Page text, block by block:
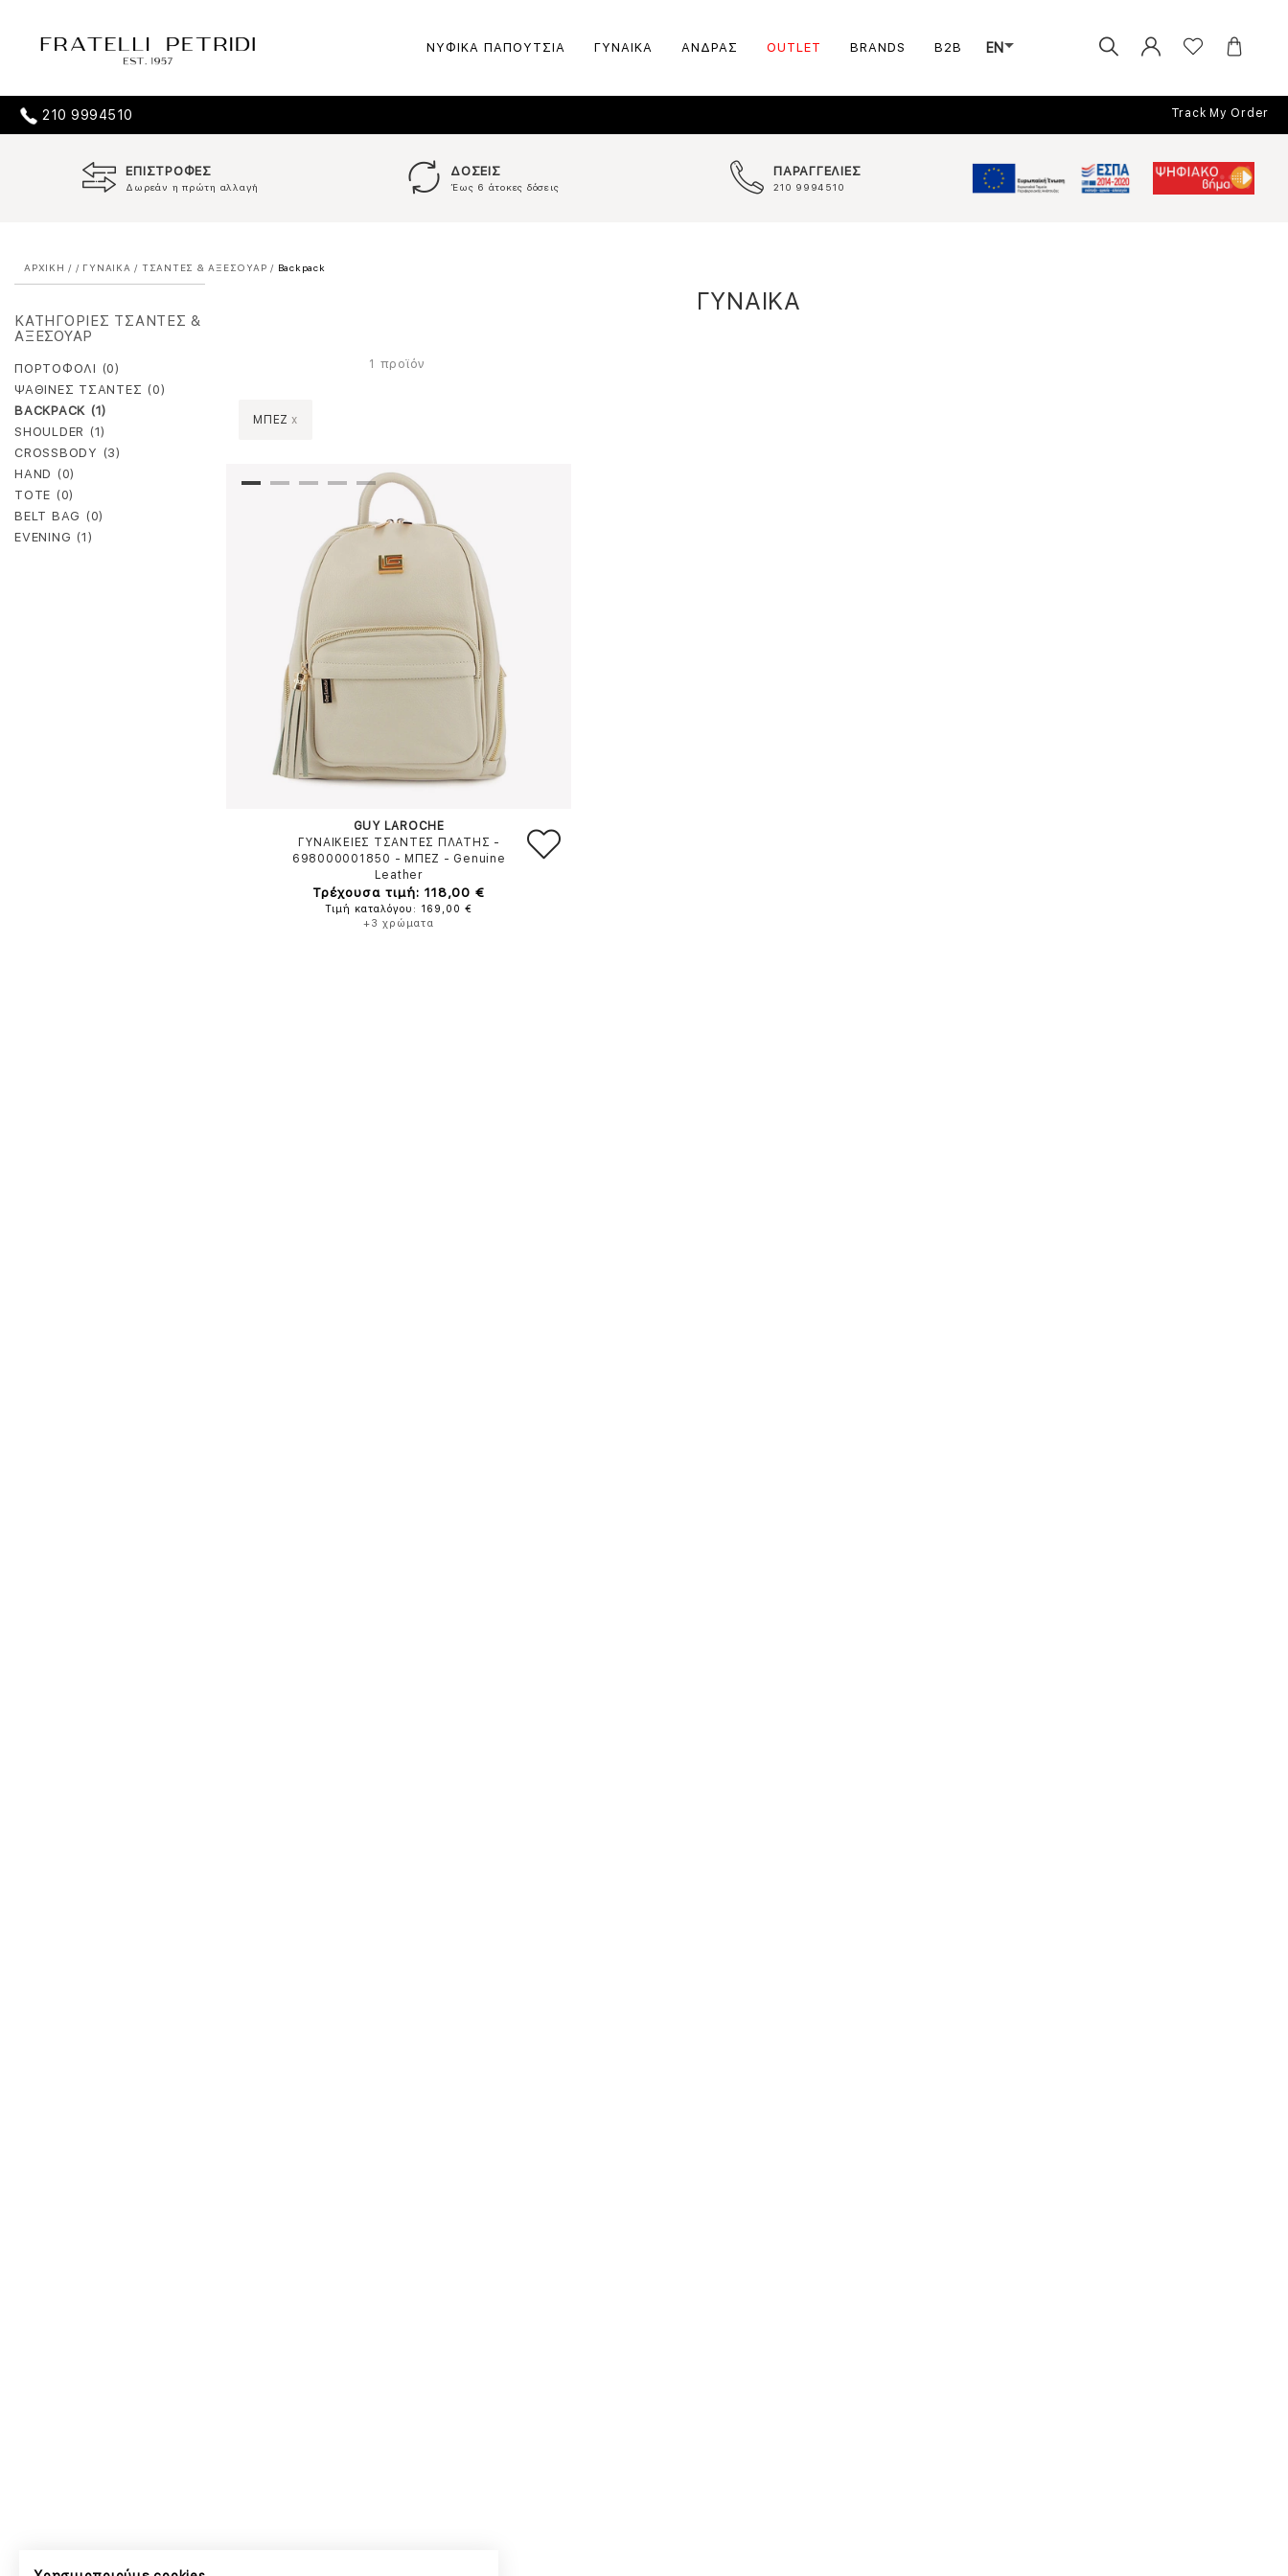
ΝΥΦΙΚΑ ΠΑΠΟΥΤΣΙΑ ΓΥΝΑΙΚΑ ΑΝΔΡΑΣ OUTLET BRANDS B2B EN
210 9994510 Track My Order
ΕΠΙΣΤΡΟΦΕΣ
Δωρεάν η πρώτη αλλαγή
ΔΟΣΕΙΣ
Έως 6 άτοκες δόσεις
ΠΑΡΑΓΓΕΛΙΕΣ
210 9994510
ΑΡΧΙΚΗ / / ΓΥΝΑΙΚΑ / ΤΣΑΝΤΕΣ & ΑΞΕΣΟΥΑΡ / Backpack
ΚΑΤΗΓΟΡΙΕΣ ΤΣΑΝΤΕΣ &
ΑΞΕΣΟΥΑΡ
ΠΟΡΤΟΦΟΛΙ (0)
ΨΑΘΙΝΕΣ ΤΣΑΝΤΕΣ (0)
BACKPACK (1)
SHOULDER (1)
CROSSBODY (3)
HAND (0)
TOTE (0)
BELT BAG (0)
EVENING (1)
ΓΥΝΑΙΚΑ
1 προϊόν
ΜΠΕΖ x
GUY LAROCHE
ΓΥΝΑΙΚΕΙΕΣ ΤΣΑΝΤΕΣ ΠΛΑΤΗΣ -
698000001850 - ΜΠΕΖ - Genuine
Leather
Τρέχουσα τιμή: 118,00 €
Τιμή καταλόγου: 169,00 €
+3 χρώματα